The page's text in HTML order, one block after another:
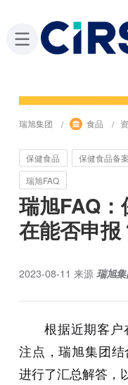
瑞旭集团 食品
保健食品 保健食品备案
瑞旭FAQ
瑞旭FAQ
在能否申
2023-08-11 来源 瑞旭
根据近期客
注点，瑞旭集团
进行了汇总解答，